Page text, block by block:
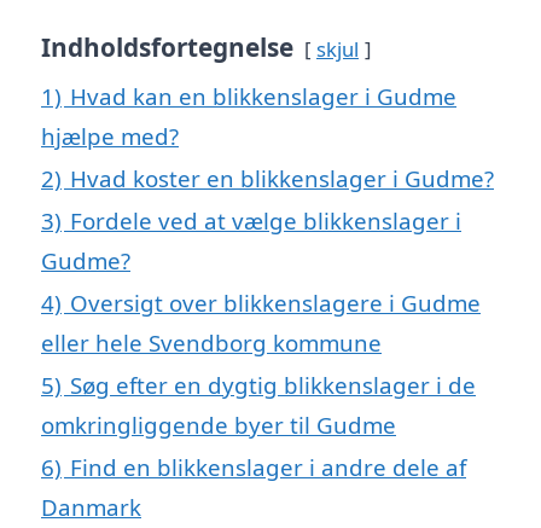
Indholdsfortegnelse skjul
1) Hvad kan en blikkenslager i Gudme
hjælpe med?
2) Hvad koster en blikkenslager i Gudme?
3) Fordele ved at vælge blikkenslager i
Gudme?
4) Oversigt over blikkenslagere i Gudme
eller hele Svendborg kommune
5) Søg efter en dygtig blikkenslager i de
omkringliggende byer til Gudme
6) Find en blikkenslager i andre dele af
Danmark